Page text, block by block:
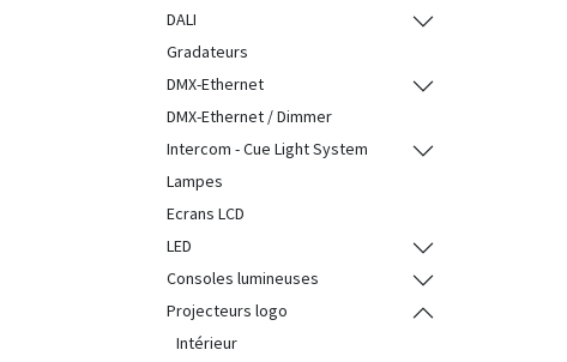
DALI
Gradateurs
DMX-Ethernet
DMX-Ethernet / Dimmer
Intercom - Cue Light System
Lampes
Ecrans LCD
LED
Consoles lumineuses
Projecteurs logo
Intérieur